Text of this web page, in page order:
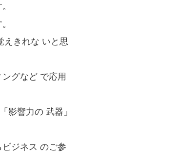
えきれな いと思
グなど で応用
影響力の 武器」
ジネス のご参